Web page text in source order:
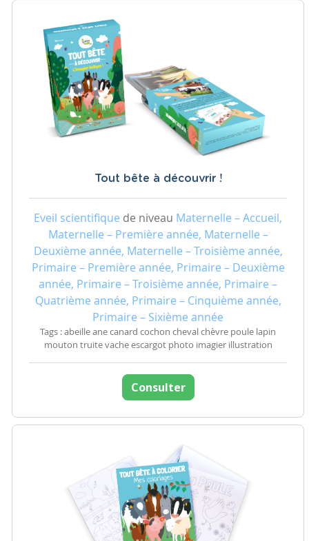
Tout bête à découvrir !
Eveil scientifique de niveau Maternelle – Accueil,
Maternelle – Première année, Maternelle –
Deuxième année, Maternelle – Troisième année,
Primaire – Première année, Primaire – Deuxième
année, Primaire – Troisième année, Primaire –
Quatrième année, Primaire – Cinquième année,
Primaire – Sixième année
Tags : abeille ane canard cochon cheval chèvre poule lapin
mouton truite vache escargot photo imagier illustration
Consulter